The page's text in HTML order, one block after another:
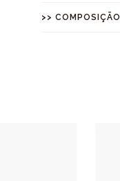
>> COMPOSIÇÃO